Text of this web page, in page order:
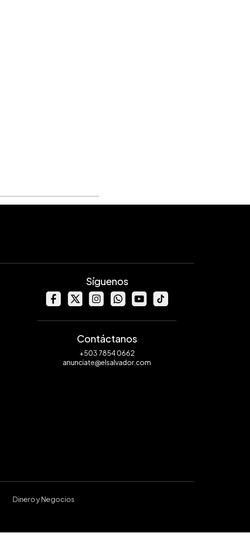
Síguenos
Contáctanos
+503 7854 0662
anunciate@elsalvador.com
Dinero y Negocios